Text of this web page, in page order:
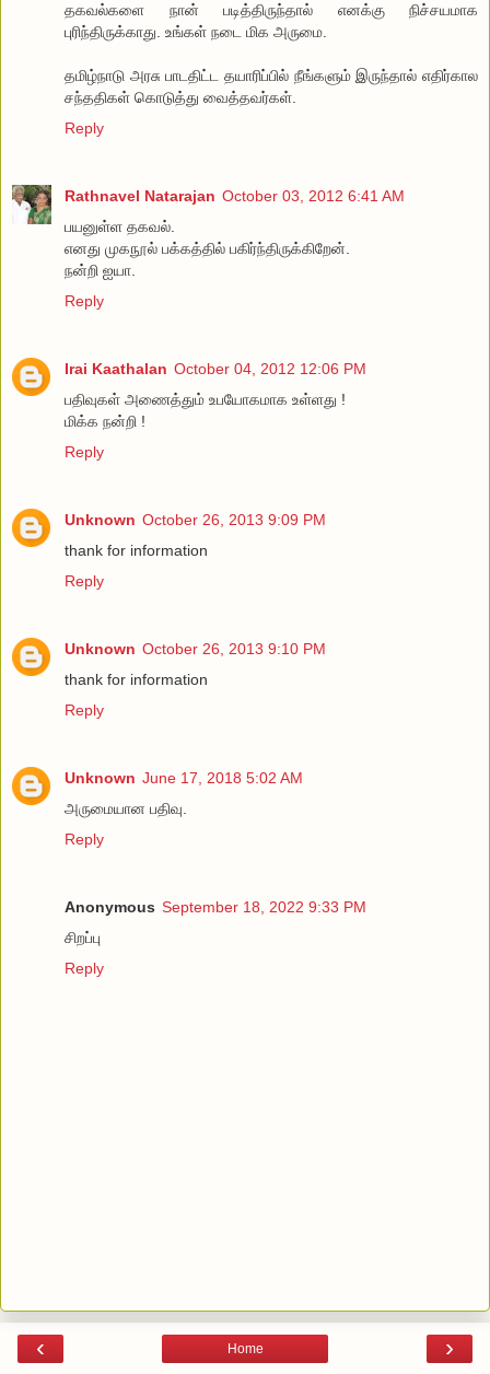
தகவல்களை நான் படித்திருந்தால் எனக்கு நிச்சயமாக
புரிந்திருக்காது. உங்கள் நடை மிக அருமை.
தமிழ்நாடு அரசு பாடதிட்ட தயாரிப்பில் நீங்களும் இருந்தால் எதிர்கால
சந்ததிகள் கொடுத்து வைத்தவர்கள்.
Reply
Rathnavel Natarajan October 03, 2012 6:41 AM
பயனுள்ள தகவல்.
எனது முகநூல் பக்கத்தில் பகிர்ந்திருக்கிறேன்.
நன்றி ஐயா.
Reply
Irai Kaathalan October 04, 2012 12:06 PM
பதிவுகள் அணைத்தும் உபயோகமாக உள்ளது !
மிக்க நன்றி !
Reply
Unknown October 26, 2013 9:09 PM
thank for information
Reply
Unknown October 26, 2013 9:10 PM
thank for information
Reply
Unknown June 17, 2018 5:02 AM
அருமையான பதிவு.
Reply
Anonymous September 18, 2022 9:33 PM
சிறப்பு
Reply
‹ ›
Home